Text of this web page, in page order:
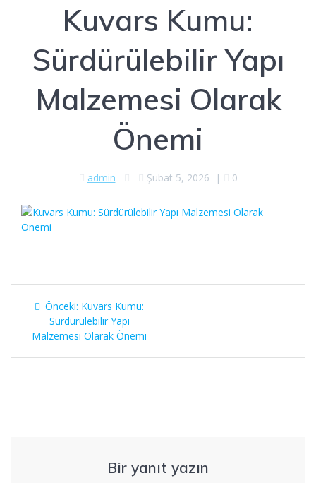
Kuvars Kumu:
Sürdürülebilir Yapı
Malzemesi Olarak
Önemi
admin Şubat 5, 2026 | 0
Yazı
gezinmesi
Önceki: Önceki
yazı:
Kuvars Kumu:
Sürdürülebilir Yapı
Malzemesi Olarak Önemi
Bir yanıt yazın